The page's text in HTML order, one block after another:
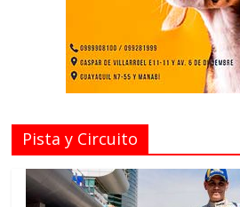
Pista y Circuito